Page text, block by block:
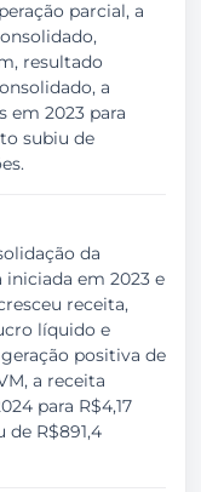
parcial, a
resultado
a
em 2023 para
subiu de
da
iniciada em 2023 e
receita,
líquido e
positiva de
a receita
para R$4,17
de R$891,4